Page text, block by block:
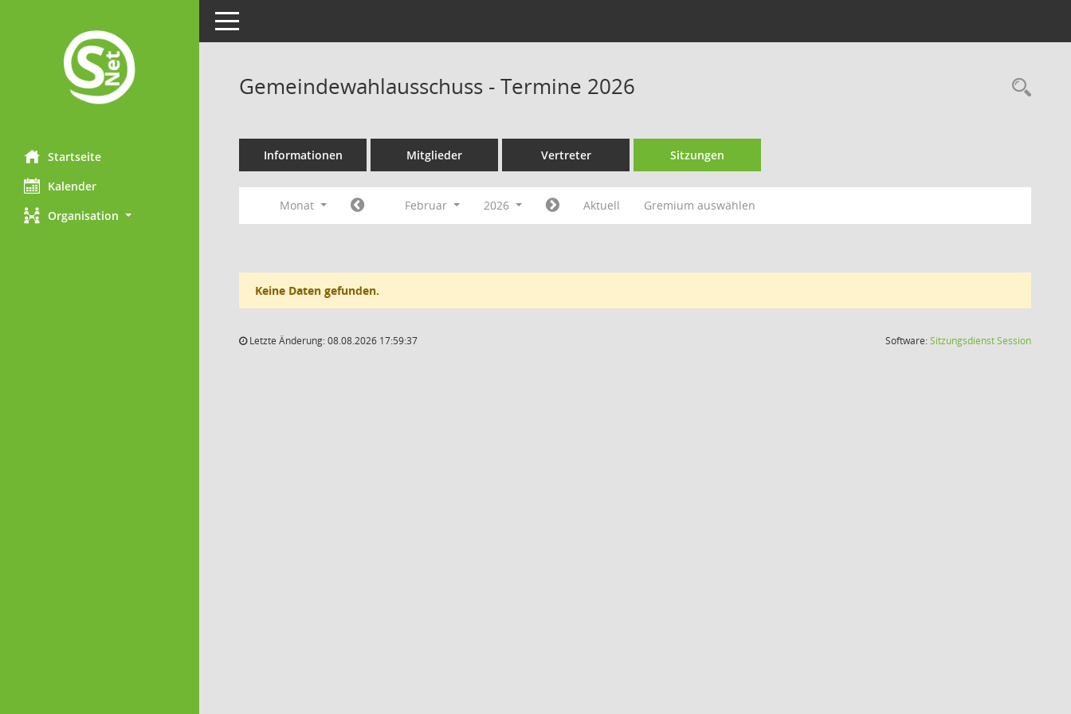
Startseite
Kalender
Organisation
Toggle navigation
Gemeindewahlausschuss - Termine 2026
Informationen Mitglieder Vertreter Sitzungen
Monat Februar 2026 Aktuell Gremium auswählen
Keine Daten gefunden.
Letzte Änderung: 08.08.2026 17:59:37 Software:SitzungsdienstSession(Wird in